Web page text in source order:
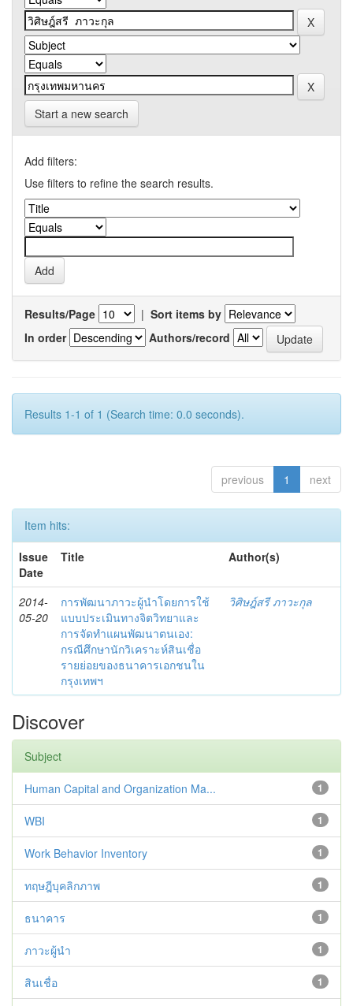
Start a new search
Add filters:
Use filters to refine the search results.
Results/Page | Sort items by
In order
Authors/record
Results 1-1 of 1 (Search time: 0.0 seconds).
previous 1 next
Item hits:
Issue
Date
Title Author(s)
2014-
05-20
การพัฒนาภาวะผู้นำโดยการใช้
แบบประเมินทางจิตวิทยาและ
การจัดทำแผนพัฒนาตนเอง:
กรณีศึกษานักวิเคราะห์สินเชื่อ
รายย่อยของธนาคารเอกชนใน
กรุงเทพฯ
วิศิษฎ์สรี ภาวะกุล
Discover
Subject
1
Human Capital and Organization Ma...
1
WBI
1
Work Behavior Inventory
1
ทฤษฎีบุคลิกภาพ
1
ธนาคาร
1
ภาวะผู้นำ
1
สินเชื่อ